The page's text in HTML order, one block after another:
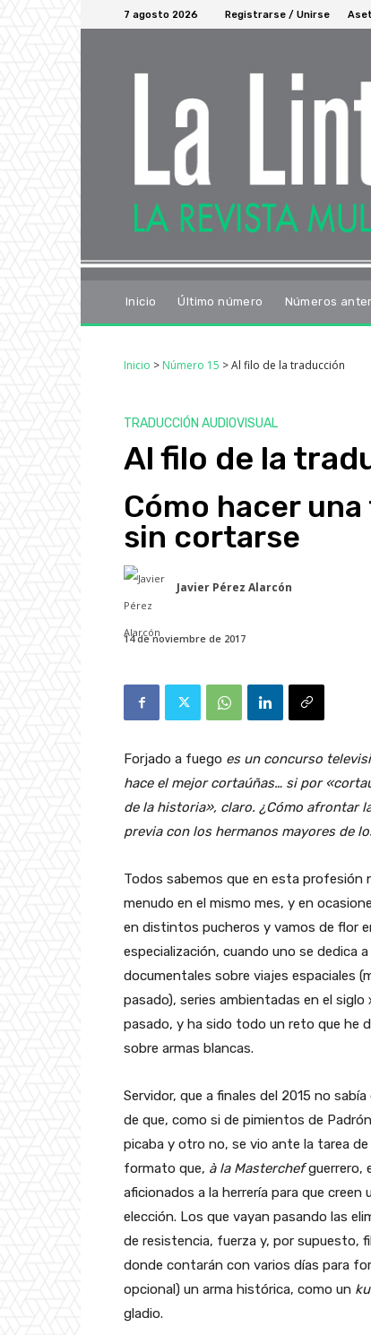
7 agosto 2026 Registrarse / Unirse
Inicio Último número Números
Inicio > Número 15 >Al filo de la traducción
TRADUCCIÓN AUDIOVISUAL
Al filo de la
Cómo hacer
sin cortarse
Javier Pérez Alarcón
14 de noviembre de 2017
Forjado a fuego es un concurso
hace el mejor cortaúñas… si por
de la historia», claro. ¿Cómo afrontar
previa con los hermanos mayores de
Todos sabemos que en esta profesión
menudo en el mismo mes, y en
en distintos pucheros y vamos de flor
especialización, cuando uno se dedica
documentales sobre viajes espaciales
pasado), series ambientadas en el siglo
pasado, y ha sido todo un reto que he
sobre armas blancas.
Servidor, que a finales del 2015 no
de que, como si de pimientos de
picaba y otro no, se vio ante la tarea
formato que, à la Masterchefguerrero,
aficionados a la herrería para que creen
elección. Los que vayan pasando las
de resistencia, fuerza y, por supuesto,
donde contarán con varios días para
opcional) un arma histórica, como un
gladio.